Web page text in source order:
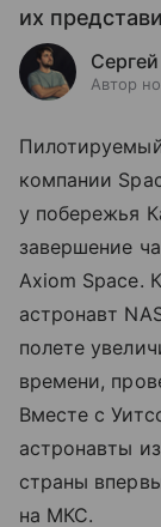
их
Автор
компании
у побережья
завершение
Axiom Space.
астронавт
полете
времени,
Вместе с
астронавты
страны
на МКС.